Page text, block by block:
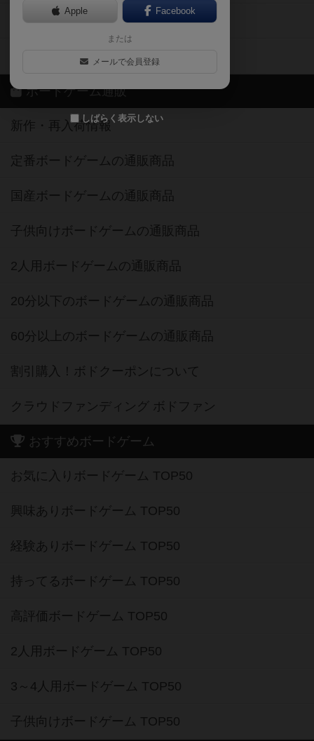
Apple Facebook
または
メールで会員登録
しばらく表示しない
ボードゲーム業界コラム
ボドゲーマご利用案内
ボードゲーム通販
新作・再入荷情報
定番ボードゲームの通販商品
国産ボードゲームの通販商品
子供向けボードゲームの通販商品
2人用ボードゲームの通販商品
20分以下のボードゲームの通販商品
60分以上のボードゲームの通販商品
割引購入！ボドクーポンについて
クラウドファンディング ボドファン
おすすめボードゲーム
お気に入りボードゲーム TOP50
興味ありボードゲーム TOP50
経験ありボードゲーム TOP50
持ってるボードゲーム TOP50
高評価ボードゲーム TOP50
2人用ボードゲーム TOP50
3～4人用ボードゲーム TOP50
子供向けボードゲーム TOP50